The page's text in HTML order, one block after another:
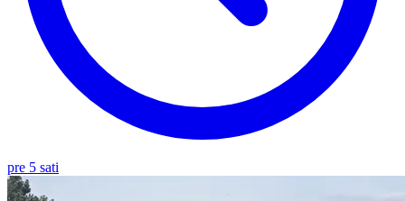
pre 5 sati